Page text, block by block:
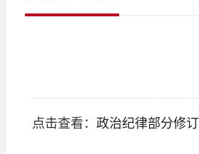
点击查看： 政治纪律部分修